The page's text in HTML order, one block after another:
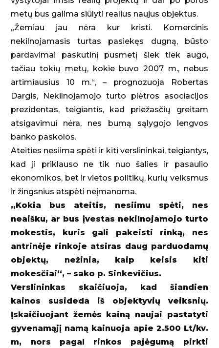
metų bus galima siūlyti realius naujus objektus.
„Žemiau jau nėra kur kristi. Komercinis
nekilnojamasis turtas pasiekęs dugną, būsto
pardavimai paskutinį pusmetį šiek tiek augo,
tačiau tokių metų, kokie buvo 2007 m., nebus
artimiausius 10 m.“, – prognozuoja Robertas
Dargis, Nekilnojamojo turto plėtros asociacijos
prezidentas, teigiantis, kad priežasčių greitam
atsigavimui nėra, nes bumą sąlygojo lengvos
banko paskolos.
Ateities nesiima spėti ir kiti verslininkai, teigiantys,
kad ji priklauso ne tik nuo šalies ir pasaulio
ekonomikos, bet ir vietos politikų, kurių veiksmus
ir žingsnius atspėti neįmanoma.
„Kokia bus ateitis, nesiimu spėti, nes
neaišku, ar bus įvestas nekilnojamojo turto
mokestis, kuris gali pakeisti rinką, nes
antrinėje rinkoje atsiras daug parduodamų
objektų, nežinia, kaip keisis kiti
mokesčiai“, – sako p. Sinkevičius.
Verslininkas skaičiuoja, kad šiandien
kainos susideda iš objektyvių veiksnių.
Įskaičiuojant žemės kainą naujai pastatyti
gyvenamąjį namą kainuoja apie 2.500 Lt/kv.
m, nors pagal rinkos pajėgumą pirkti